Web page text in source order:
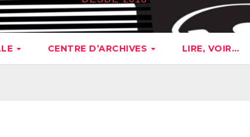
CENTRE D’ARCHIVES LIRE, VOIR…